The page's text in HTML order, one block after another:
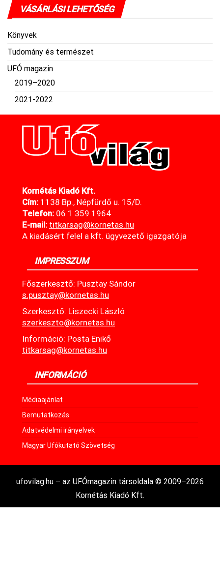
VÁSÁRLÁSI LEHETŐSÉG
Könyvek
Tudomány és természet
UFÓ magazin
2019–2020
2021-2022
Kornétás Kiadó Kft.
Cím: 1138 Bp., Népfürdő u. 15/D.
Telefon: 06 1 359 1964
E-mail: titkarsag@kornetas.hu
A kiadásért felel a kft. ügyvezető igazgatója
IMPRESSZUM
Főszerkesztő: Pusztay Sándor
s.pusztay@kornetas.hu
Szerkesztő: Liszecki László
szerkeszto@kornetas.hu
Információ: Posta Enikő
titkarsag@kornetas.hu
INFORMÁCIÓ
Médiaajánlat
Bemutatkozás
Adatvédelmi irányelvek
Magyar Ufókutató Szövetség
ufovilag.hu – az UFÓmagazin társoldala © 2009–2026
Kornétás Kiadó Kft.